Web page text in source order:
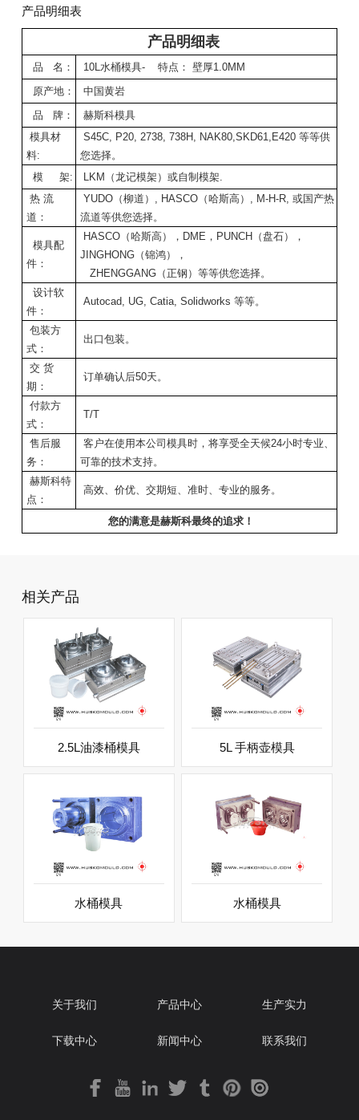
产品明细表
产品明细表
品 名：
10L水桶模具- 特点： 壁厚1.0MM
原产地：
中国黄岩
品 牌：
赫斯科模具
模具材
料:
S45C, P20, 2738, 738H, NAK80,SKD61,E420 等等供
您选择。
模 架:
LKM（龙记模架）或自制模架.
热 流
道：
YUDO（柳道）, HASCO（哈斯高）, M-H-R, 或国产热
流道等供您选择。
模具配
件：
HASCO（哈斯高），DME，PUNCH（盘石），
JINGHONG（锦鸿），
ZHENGGANG（正钢）等等供您选择。
设计软
件：
Autocad, UG, Catia, Solidworks 等等。
包装方
式：
出口包装。
交 货
期：
订单确认后50天。
付款方
式：
T/T
售后服
务：
客户在使用本公司模具时，将享受全天候24小时专业、
可靠的技术支持。
赫斯科特
点：
高效、价优、交期短、准时、专业的服务。
您的满意是赫斯科最终的追求！
相关产品
2.5L油漆桶模具 5L 手柄壶模具
水桶模具 水桶模具
关于我们 产品中心 生产实力
下载中心 新闻中心 联系我们